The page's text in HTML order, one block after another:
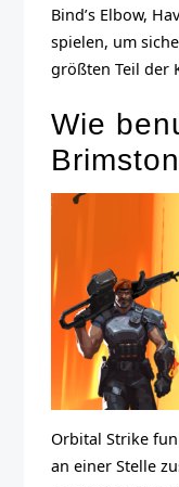
Bind’s Elbow,
spielen, um
größten Teil der
Wie
Orbital Strike
an einer Stelle